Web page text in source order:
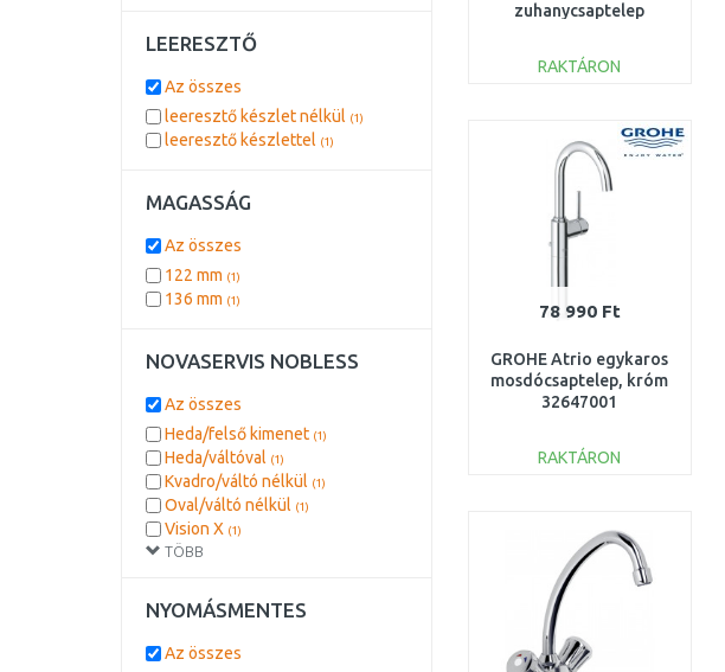
zuhanycsaptelep
39050R,0
RAKTÁRON
Összehasonlítás
78 990 Ft
GROHE Atrio egykaros
mosdócsaptelep, króm
32647001
RAKTÁRON
Összehasonlítás
LEERESZTŐ
Az összes
leeresztő készlet nélkül (1)
leeresztő készlettel (1)
MAGASSÁG
Az összes
122 mm (1)
136 mm (1)
NOVASERVIS NOBLESS
TÖBB
Az összes
Heda/felső kimenet (1)
Heda/váltóval (1)
Kvadro/váltó nélkül (1)
Oval/váltó nélkül (1)
Vision X (1)
Vision X/2 kimenet
Wat/váltó nélkül(1)
Wat/váltóval
NYOMÁSMENTES
Az összes